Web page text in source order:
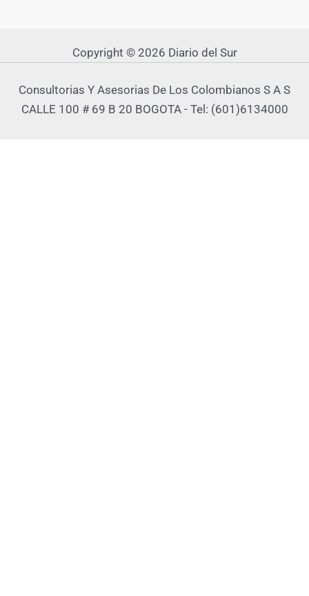
Copyright © 2026 Diario del Sur
Consultorias Y Asesorias De Los Colombianos S A S
CALLE 100 # 69 B 20 BOGOTA - Tel: (601)6134000